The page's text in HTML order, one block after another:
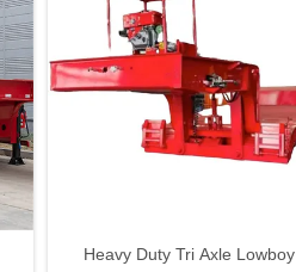
Heavy Duty Tri Axle Lowboy